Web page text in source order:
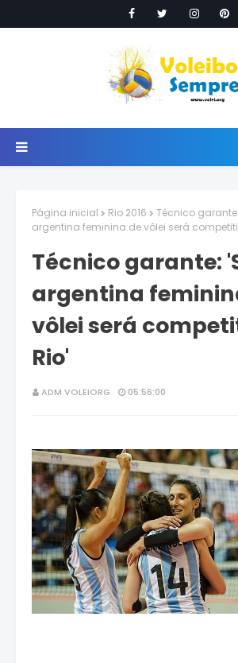
Página inicial Rio 2016
Técnico
argentina feminina de vôlei será
Técnico garante:
argentina
vôlei será
Rio'
ADM VOLEIORG 05:56:00